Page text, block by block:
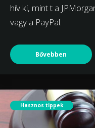
hív ki, mint t a
vagy a PayPal.
Bővebben
Hasznos tippek